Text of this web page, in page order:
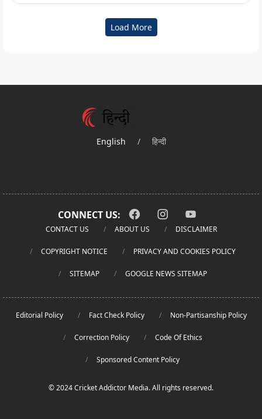
Load More
English / हिन्दी
CONNECT US:
CONTACT US ABOUT US DISCLAIMER
COPYRIGHT NOTICE PRIVACY AND COOKIES POLICY
SITEMAP GOOGLE NEWS SITEMAP
Editorial Policy Fact Check Policy Non-Partisanship Policy
Correction Policy Code Of Ethics
Sponsored Content Policy
© 2024 Cricket Addictor Media. All rights reserved.